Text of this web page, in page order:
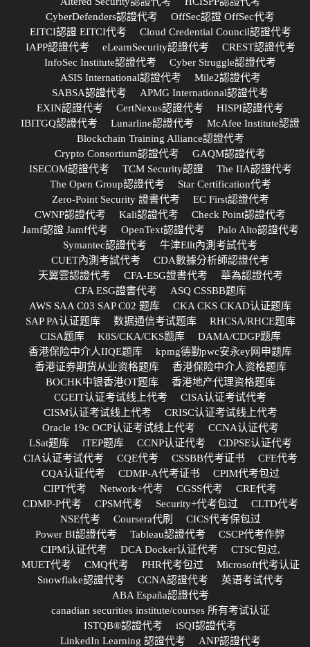
CyberDefenders認證代考
OffSec認證 OffSec代考
EITCI認證 EITCI代考
Cloud Credential Council認證代考
IAPP認證代考
eLearnSecurity認證代考
CREST認證代考
InfoSec Institute認證代考
Cyber Struggle認證代考
ASIS International認證代考
Mile2認證代考
SABSA認證代考
APMG International認證代考
EXIN認證代考
CertNexus認證代考
HISPI認證代考
IBITGQ認證代考
Lunarline認證代考
McAfee Institute認證
Blockchain Training Alliance認證代考
Crypto Consortium認證代考
GAQM認證代考
ISECOM認證代考
TCM Security認證
The IIA認證代考
The Open Group認證代考
Star Certification代考
Zero-Point Security 證書代考
EC First認證代考
CWNP認證代考
Kali認證代考
Check Point認證代考
Jamf認證 Jamf代考
OpenText認證代考
Palo Alto認證代考
Symantec認證代考
牛津Ellt內測考試代考
CUET內測考試代考
CDA數據分析師認證代考
天翼雲認證代考
CFA-ESG證書代考
華為認證代考
CFA ESG證書代考
ASQ CSSBB题库
AWS SAA C03 SAP C02 题库
CKA CKS CKAD认证题库
SAP PA认证题库
数据通信考试题库
RHCSA/RHCE题库
CISA题库
K8S/CKA/CKS题库
DAMA/CDGP题库
香港保险中介人IIQE题库
kpmg德勤pwc安永ey网申题库
香港证券期货从业资格题库
香港保险中介人资格题库
BOCHK中银香港OT题库
香港地产代理资格题库
CGEIT认证考试线上代考
CISA认证考试代考
CISM认证考试线上代考
CRISC认证考试线上代考
Oracle 19c OCP认证考试线上代考
CCNA认证代考
LSat题库
iTEP题库 CCNP认证代考
CDPSE认证代考
CIA认证考试代考
CQE代考 CSSBB代考证书
CFE代考
CQA认证代考
CDMP-A代考证书
CPIM代考包过
CIPT代考
Network+代考 CGSS代考
CRE代考
CDMP-P代考
CPSM代考 Security+代考包过
CLTD代考
NSE代考
Coursera代刷
CICS代考保包过
Power BI認證代考
Tableau認證代考
CSCP代考作弊
CIPM认证代考
DCA Docker认证代考
CTSC包过,
MUET代考
CMQ代考 PHR代考包过
Microsoft代考认证
Snowflake認證代考
CCNA認證代考
英语考试代考
ABA España認證代考
canadian securities institute/courses 所有考试认证
ISTQB®認證代考
iSQI認證代考
LinkedIn Learning 認證代考
ANP認證代考